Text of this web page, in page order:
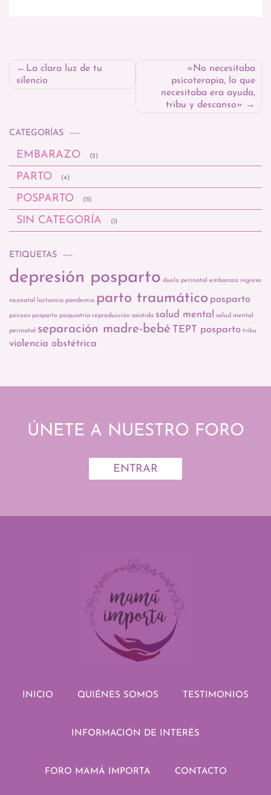
Navegación
de
La clara luz de tu
silencio
«No necesitaba
psicoterapia, lo que
necesitaba era ayuda,
tribu y descanso»
CATEGORÍAS
EMBARAZO (2)
PARTO (4)
POSPARTO (11)
SIN CATEGORÍA (1)
ETIQUETAS
depresión posparto duelo perinatal embarazo ingreso
neonatal lactancia pandemia parto traumático posparto
psicosis posparto psiquiatría reproducción asistida salud mental salud mental
perinatal separación madre-bebé TEPT posparto tribu
violencia obstétrica
ÚNETE A NUESTRO FORO
ENTRAR
INICIO QUIÉNES SOMOS TESTIMONIOS
INFORMACIÓN DE INTERÉS
FORO MAMÁ IMPORTA CONTACTO